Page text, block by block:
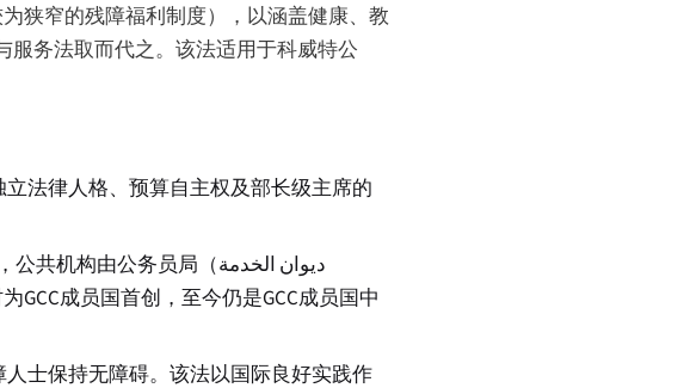
狭窄的残障福利制度），以涵盖健康、教
务法取而代之。该法适用于科威特公
法律人格、预算自主权及部长级主席的
，公共机构由公务员局（ديوان الخدمة
成员国首创，至今仍是GCC成员国中
士保持无障碍。该法以国际良好实践作